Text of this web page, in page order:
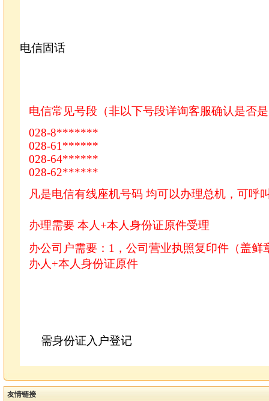
电信固话
电信常见号段（非以下号段详询客服确认是否
028-8*******
028-61******
028-64******
028-62******
凡是电信有线座机号码 均可以办理总机，可呼
办理需要 本人+本人身份证原件受理
办公司户需要：1，公司营业执照复印件（盖
办人+本人身份证原件
需身份证入户登记
友情链接